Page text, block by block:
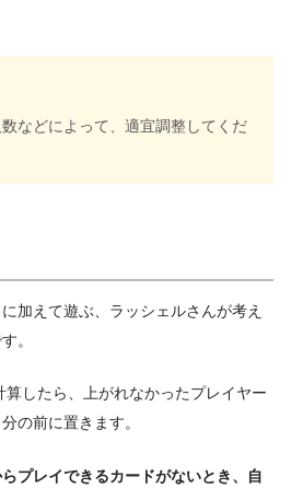
などによって、適宜調整してくだ
加えて遊ぶ、ラッシェルさんが考え
。
算したら、上がれなかったプレイヤー
の前に置きます。
プレイできるカードがないとき、自